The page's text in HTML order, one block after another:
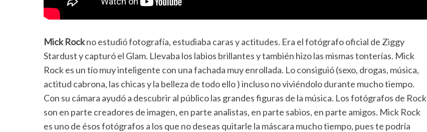
Mick Rockno estudió fotografía, estudiaba caras y actitudes. Era el fotógrafo oficial de Ziggy
Stardust y capturó el Glam. Llevaba los labios brillantes y también hizo las mismas tonterías. Mick
Rock es un tío muy inteligente con una fachada muy enrollada. Lo consiguió (sexo, drogas, música,
actitud cabrona, las chicas y la belleza de todo ello ) incluso no viviéndolo durante mucho tiempo.
Con su cámara ayudó a descubrir al público las grandes figuras de la música. Los fotógrafos de Rock
son en parte creadores de imagen, en parte analistas, en parte sabios, en parte amigos. Mick Rock
es uno de ésos fotógrafos a los que no deseas quitarle la máscara mucho tiempo, pues te podría